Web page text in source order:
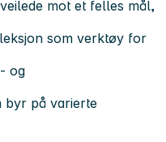
mot et felles mål,
som verktøy for
og
byr på varierte